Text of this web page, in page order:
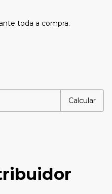
toda a compra.
Calcular